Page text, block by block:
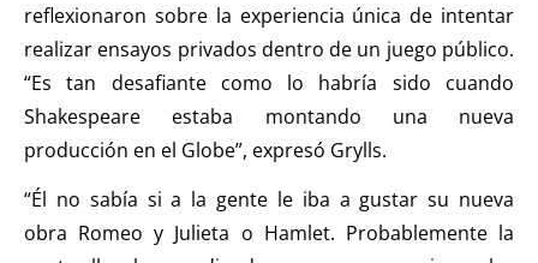
reflexionaron sobre la experiencia única de intentar
realizar ensayos privados dentro de un juego público.
“Es tan desafiante como lo habría sido cuando
Shakespeare estaba montando una nueva
producción en el Globe”, expresó Grylls.
“Él no sabía si a la gente le iba a gustar su nueva
obra Romeo y Julieta o Hamlet. Probablemente la